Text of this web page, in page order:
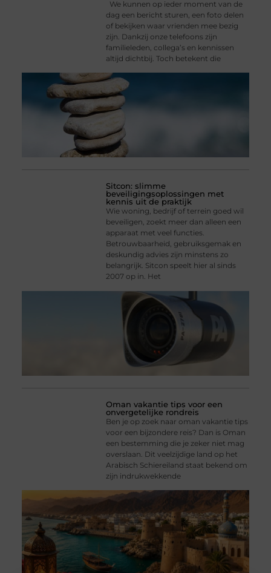
We kunnen op ieder moment van de
dag een bericht sturen, een foto delen
of bekijken waar vrienden mee bezig
zijn. Dankzij onze telefoons zijn
familieleden, collega’s en kennissen
altijd dichtbij. Toch betekent die
Sitcon: slimme
beveiligingsoplossingen met
kennis uit de praktijk
Wie woning, bedrijf of terrein goed wil
beveiligen, zoekt meer dan alleen een
apparaat met veel functies.
Betrouwbaarheid, gebruiksgemak en
deskundig advies zijn minstens zo
belangrijk. Sitcon speelt hier al sinds
2007 op in. Het
Oman vakantie tips voor een
onvergetelijke rondreis
Ben je op zoek naar oman vakantie tips
voor een bijzondere reis? Dan is Oman
een bestemming die je zeker niet mag
overslaan. Dit veelzijdige land op het
Arabisch Schiereiland staat bekend om
zijn indrukwekkende